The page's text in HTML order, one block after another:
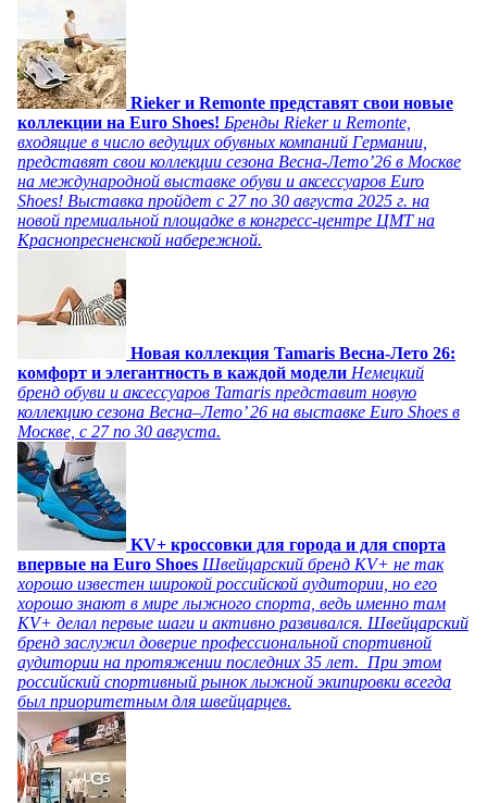
Rieker и Remonte представят свои новые
коллекции на Euro Shoes! Бренды Rieker и Remonte,
входящие в число ведущих обувных компаний Германии,
представят свои коллекции сезона Весна-Лето’26 в Москве
на международной выставке обуви и аксессуаров Euro
Shoes! Выставка пройдет c 27 по 30 августа 2025 г. на
новой премиальной площадке в конгресс-центре ЦМТ на
Краснопресненской набережной.
Новая коллекция Tamaris Весна-Лето 26:
комфорт и элегантность в каждой модели Немецкий
бренд обуви и аксессуаров Tamaris представит новую
коллекцию сезона Весна–Лето’ 26 на выставке Euro Shoes в
Москве, с 27 по 30 августа.
KV+ кроссовки для города и для спорта
впервые на Euro Shoes Швейцарский бренд KV+ не так
хорошо известен широкой российской аудитории, но его
хорошо знают в мире лыжного спорта, ведь именно там
KV+ делал первые шаги и активно развивался. Швейцарский
бренд заслужил доверие профессиональной спортивной
аудитории на протяжении последних 35 лет. При этом
российский спортивный рынок лыжной экипировки всегда
был приоритетным для швейцарцев.